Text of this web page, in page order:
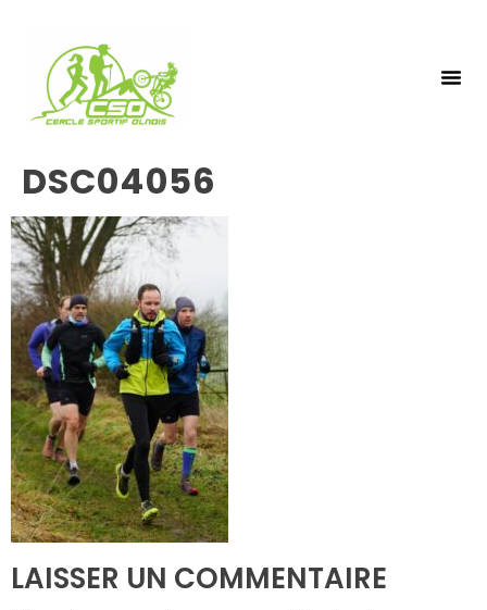
DSC04056
LAISSER UN COMMENTAIRE